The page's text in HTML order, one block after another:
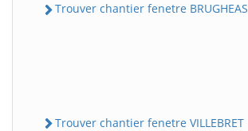
Trouver chantier fenetre BRUGHEAS
Trouver chantier fenetre VILLEBRET